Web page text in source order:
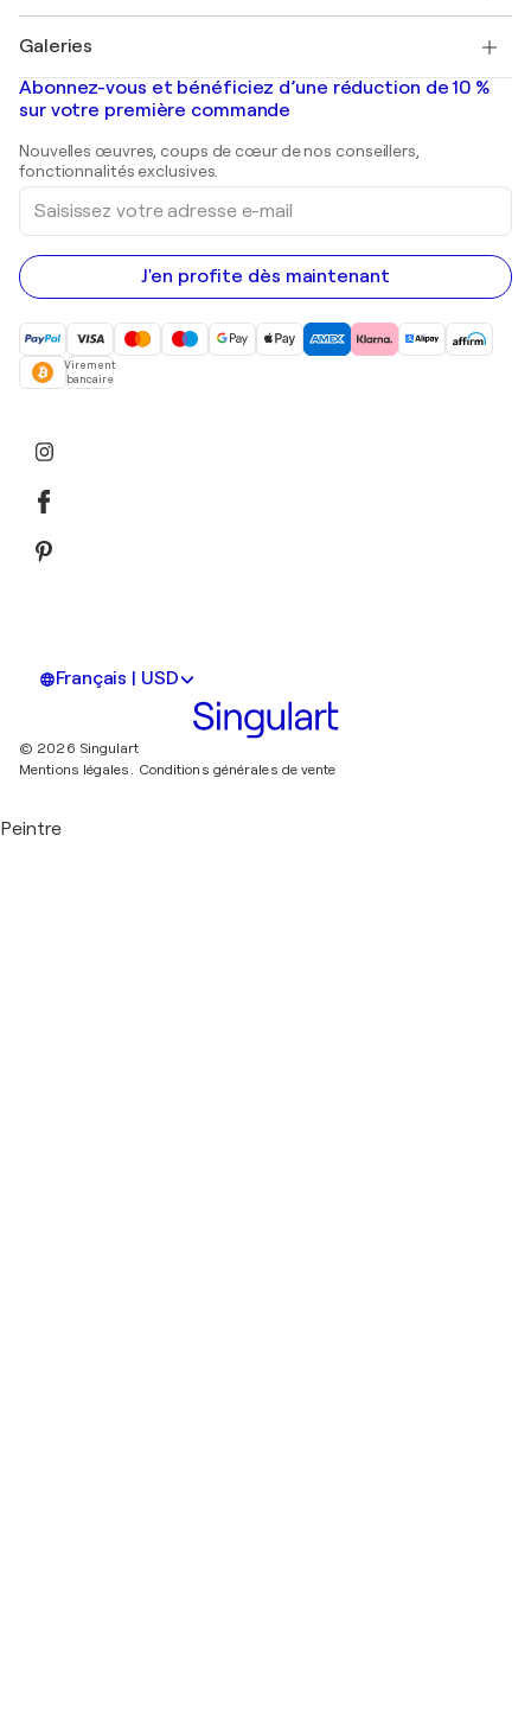
Banksy
Mr. Brainwash
Shepard Fairey
Tableaux abstraits à vendre
Peintures de paysage
Estampes
Peintures acryliques
Galeries
Galeries d'art en France
Galeries d'art en Belgique
Abonnez-vous et bénéficiez d’une réduction de 10 %
sur votre première commande
Nouvelles œuvres, coups de cœur de nos conseillers,
fonctionnalités exclusives.
Saisissez
votre
adresse
e-
mail
J'en profite dès maintenant
Virement
bancaire
Français | USD
© 2026 Singulart
Mentions légales. Conditions générales de vente
Peintre